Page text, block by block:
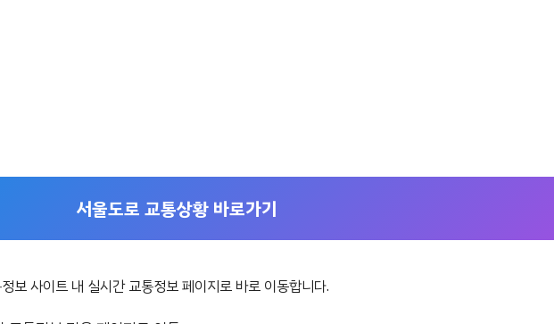
서울도로 교통상황 바로가기
보 사이트 내 실시간 교통정보 페이지로 바로 이동합니다.